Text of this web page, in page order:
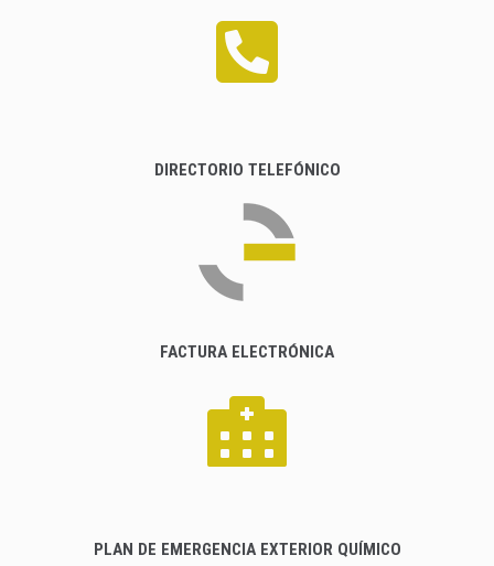
DIRECTORIO TELEFÓNICO
FACTURA ELECTRÓNICA
PLAN DE EMERGENCIA EXTERIOR QUÍMICO